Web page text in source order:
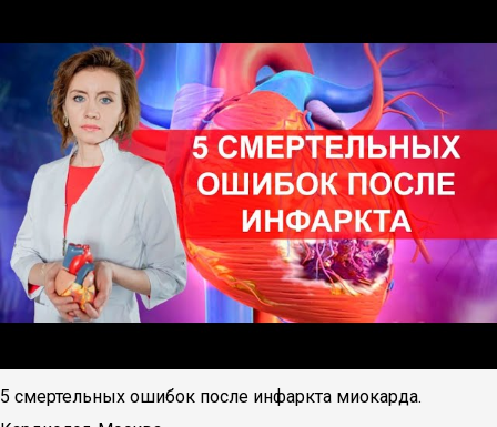
5 смертельных ошибок после инфаркта миокарда.